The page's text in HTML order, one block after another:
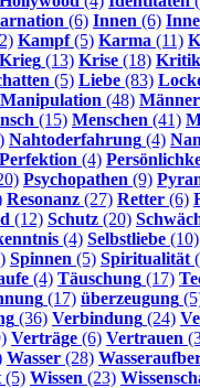
(6) Innen (6)
Kampf(5) Karma (11)
Krieg (13) Krise (18) Kritik
(5) Liebe (83)
Manipulation (48) Männer
(15) Menschen (41)
Nahtoderfahrung (4)
Perfektion (4)
Psychopathen (9)
Resonanz (27) Retter (6)
(12) Schutz (20)
(4) Selbstliebe (10)
Spinnen (5) Spiritualität
(4) Täuschung (17)
(17) überzeugung
(36) Verbindung (24)
Verträge (6) Vertrauen
Wasser (28)
(5) Wissen (23)